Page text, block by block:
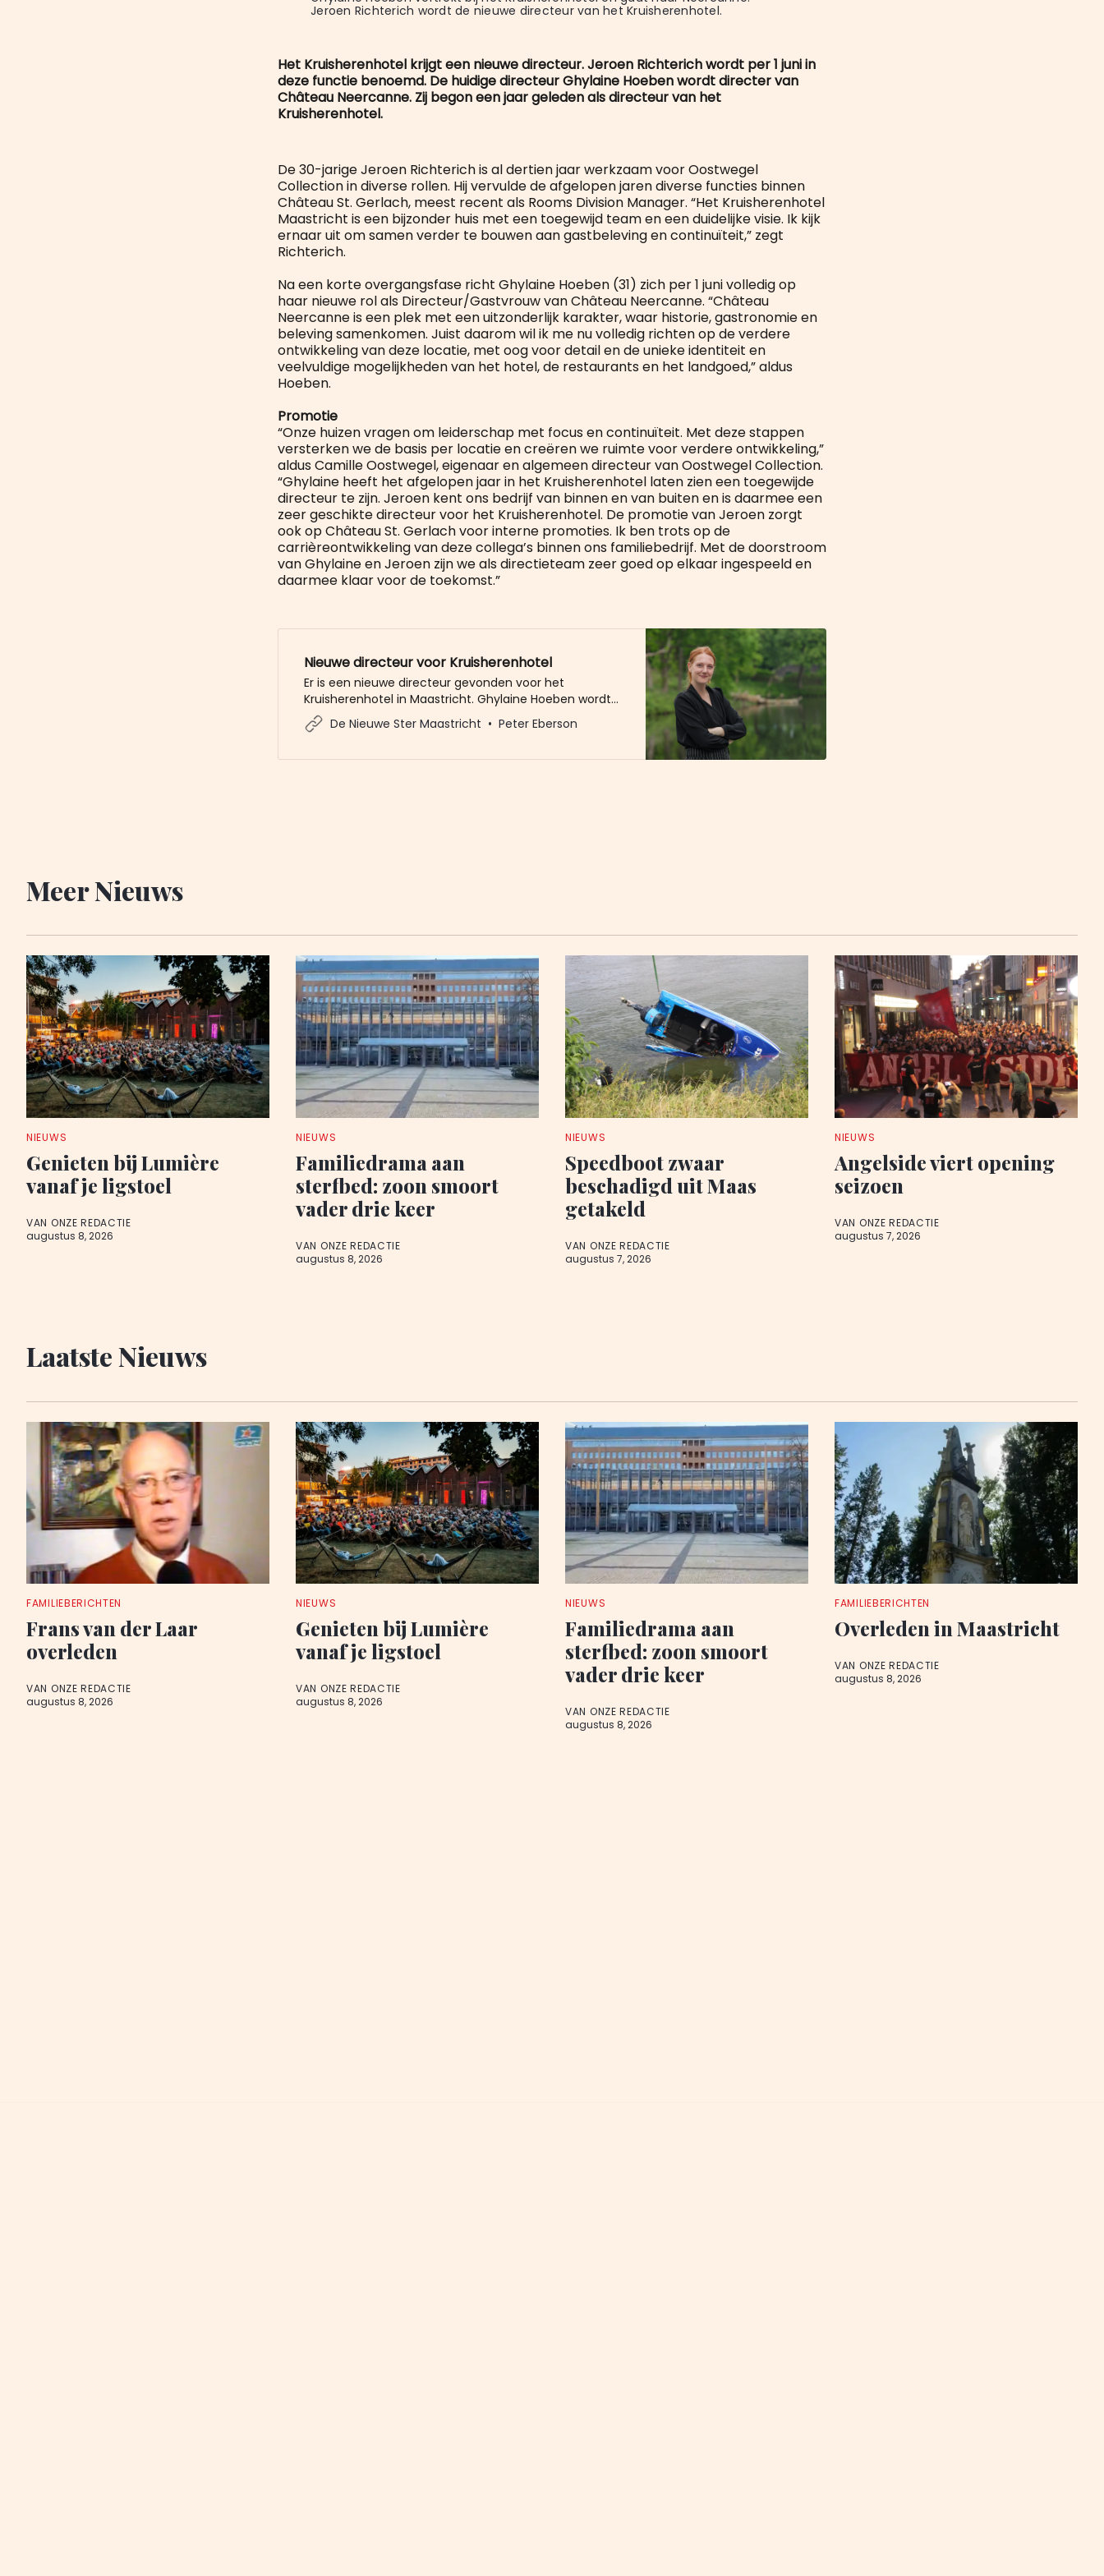
Jeroen Richterich wordt de nieuwe directeur van het Kruisherenhotel.
Het Kruisherenhotel krijgt een nieuwe directeur. Jeroen Richterich wordt per 1 juni in
deze functie benoemd. De huidige directeur Ghylaine Hoeben wordt directer van
Château Neercanne. Zij begon een jaar geleden als directeur van het
Kruisherenhotel.
De 30-jarige Jeroen Richterich is al dertien jaar werkzaam voor Oostwegel
Collection in diverse rollen. Hij vervulde de afgelopen jaren diverse functies binnen
Château St. Gerlach, meest recent als Rooms Division Manager. “Het Kruisherenhotel
Maastricht is een bijzonder huis met een toegewijd team en een duidelijke visie. Ik kijk
ernaar uit om samen verder te bouwen aan gastbeleving en continuïteit,” zegt
Richterich.
Na een korte overgangsfase richt Ghylaine Hoeben (31) zich per 1 juni volledig op
haar nieuwe rol als Directeur/Gastvrouw van Château Neercanne. “Château
Neercanne is een plek met een uitzonderlijk karakter, waar historie, gastronomie en
beleving samenkomen. Juist daarom wil ik me nu volledig richten op de verdere
ontwikkeling van deze locatie, met oog voor detail en de unieke identiteit en
veelvuldige mogelijkheden van het hotel, de restaurants en het landgoed,” aldus
Hoeben.
Promotie
“Onze huizen vragen om leiderschap met focus en continuïteit. Met deze stappen
versterken we de basis per locatie en creëren we ruimte voor verdere ontwikkeling,”
aldus Camille Oostwegel, eigenaar en algemeen directeur van Oostwegel Collection.
“Ghylaine heeft het afgelopen jaar in het Kruisherenhotel laten zien een toegewijde
directeur te zijn. Jeroen kent ons bedrijf van binnen en van buiten en is daarmee een
zeer geschikte directeur voor het Kruisherenhotel. De promotie van Jeroen zorgt
ook op Château St. Gerlach voor interne promoties. Ik ben trots op de
carrièreontwikkeling van deze collega’s binnen ons familiebedrijf. Met de doorstroom
van Ghylaine en Jeroen zijn we als directieteam zeer goed op elkaar ingespeeld en
daarmee klaar voor de toekomst.”
Nieuwe directeur voor Kruisherenhotel
Er is een nieuwe directeur gevonden voor het
Kruisherenhotel in Maastricht. Ghylaine Hoeben wordt
de opvolger van Ineke van de Laak die in januari haar
vertrek aankondigde. De 30-jarige Hoeben start 1 juni
eigendom is van de familie Oostwegel. Hoeben was
De Nieuwe Ster Maastricht Peter Eberson
Meer Nieuws
NIEUWS
Genieten bij Lumière
vanaf je ligstoel
VAN ONZE REDACTIE
augustus 8, 2026
NIEUWS
Familiedrama aan
sterfbed: zoon smoort
vader drie keer
VAN ONZE REDACTIE
augustus 8, 2026
NIEUWS
Speedboot zwaar
beschadigd uit Maas
getakeld
VAN ONZE REDACTIE
augustus 7, 2026
NIEUWS
Angelside viert opening
seizoen
VAN ONZE REDACTIE
augustus 7, 2026
Laatste Nieuws
FAMILIEBERICHTEN
Frans van der Laar
overleden
VAN ONZE REDACTIE
augustus 8, 2026
NIEUWS
Genieten bij Lumière
vanaf je ligstoel
VAN ONZE REDACTIE
augustus 8, 2026
NIEUWS
Familiedrama aan
sterfbed: zoon smoort
vader drie keer
VAN ONZE REDACTIE
augustus 8, 2026
FAMILIEBERICHTEN
Overleden in Maastricht
VAN ONZE REDACTIE
augustus 8, 2026